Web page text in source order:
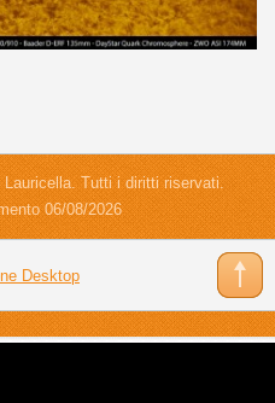
Tutti i diritti riservati.
06/08/2026
Desktop